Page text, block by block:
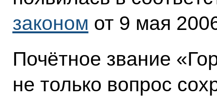
законом от 9 мая
Почётное звание
не только вопрос